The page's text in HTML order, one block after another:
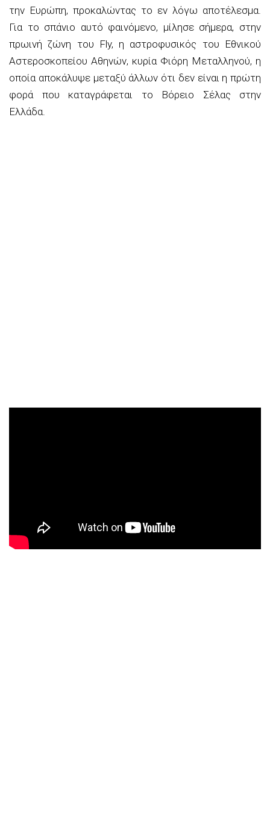
την Ευρώπη, προκαλώντας το εν λόγω αποτέλεσμα.
Για το σπάνιο αυτό φαινόμενο, μίλησε σήμερα, στην
πρωινή ζώνη του Fly, η αστροφυσικός του Εθνικού
Αστεροσκοπείου Αθηνών, κυρία Φιόρη Μεταλληνού, η
οποία αποκάλυψε μεταξύ άλλων ότι δεν είναι η πρώτη
φορά που καταγράφεται το Βόρειο Σέλας στην
Ελλάδα.